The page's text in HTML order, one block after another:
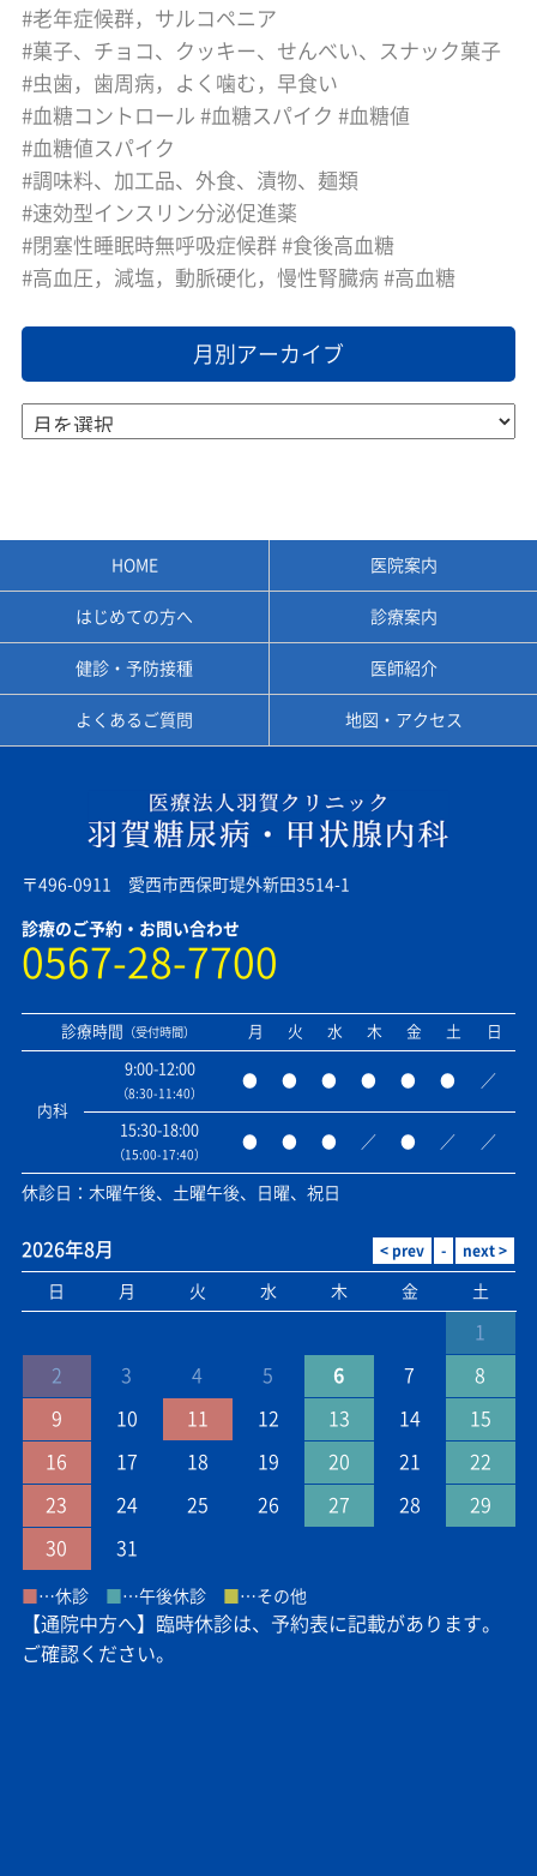
老年症候群，サルコペニア
菓子、チョコ、クッキー、せんべい、スナック菓子
虫歯，歯周病，よく噛む，早食い
血糖コントロール
血糖スパイク
血糖値
血糖値スパイク
調味料、加工品、外食、漬物、麺類
速効型インスリン分泌促進薬
閉塞性睡眠時無呼吸症候群
食後高血糖
高血圧，減塩，動脈硬化，慢性腎臓病
高血糖
月別アーカイブ
HOME 医院案内
はじめての方へ 診療案内
健診・予防接種 医師紹介
よくあるご質問 地図・アクセス
〒496-0911 愛西市西保町堤外新田3514-1
診療のご予約・お問い合わせ
0567-28-7700
診療時間 （受付時間） 月 火 水 木 金 土 日
内科
9:00-12:00
（8:30-11:40）
● ● ● ● ● ● ／
15:30-18:00
（15:00-17:40）
● ● ● ／ ● ／ ／
休診日：木曜午後、土曜午後、日曜、祝日
2026年8月
日 月 火 水 木 金 土
1
2 3 4 5 6 7 8
9 10 11 12 13 14 15
16 17 18 19 20 21 22
23 24 25 26 27 28 29
30 31
…休診 …午後休診 …その他
【通院中方へ】臨時休診は、予約表に記載があります。
ご確認ください。